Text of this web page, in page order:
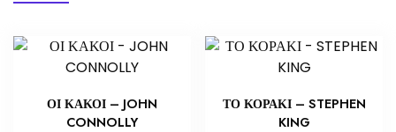
ΟΙ ΚΑΚΟΙ – JOHN
CONNOLLY
ΤΟ ΚΟΡΑΚΙ – STEPHEN
KING